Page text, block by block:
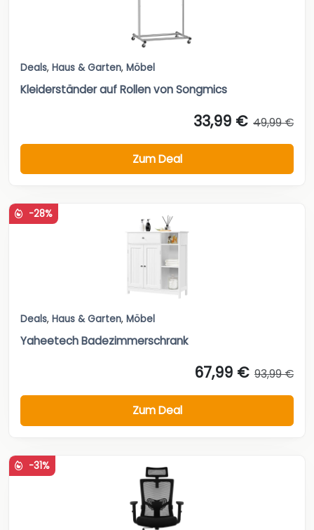
Deals, Haus & Garten, Möbel
Kleiderständer auf Rollen von Songmics
33,99 € 49,99 €
Zum Deal
-28%
Deals, Haus & Garten, Möbel
Yaheetech Badezimmerschrank
67,99 € 93,99 €
Zum Deal
-31%